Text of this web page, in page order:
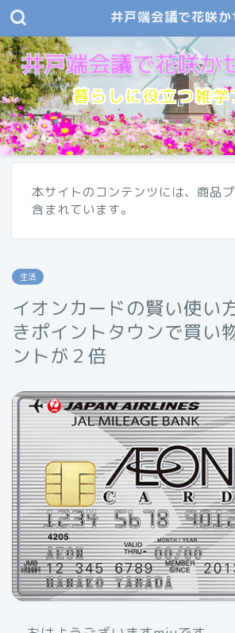
井戸端会議で花咲か
暮らしに役立つ雑学
本サイトのコンテンツには、商品
含まれています。
生活
イオンカードの賢い使い
きポイントタウンで買い
ントが２倍